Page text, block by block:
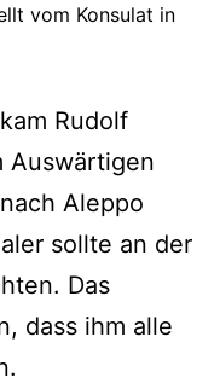
vom Konsulat in
Rudolf
Auswärtigen
Aleppo
sollte an der
Das
dass ihm alle